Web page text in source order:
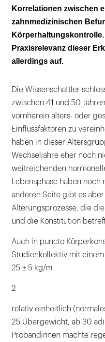
Fazit
Korrelationen zwischen
zahnmedizinischen
Praxisrelevanz dieser
allerdings auf.
Die Wissenschaftler
zwischen 41 und 50
vornherein alters- oder
Einflussfaktoren zu
haben in dieser
Wechseljahre eher noch
weitreichenden
Lebensphase haben
anderen Seite gibt es
Alterungsprozesse, die
und die Konstitution
Auch in puncto
Studienkollektiv mit
25 ± 5 kg/m
2
relativ einheitlich
25 Übergewicht, ab 30
Probandinnen machte